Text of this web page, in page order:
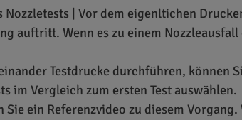
| Vor dem eigenltichen
auftritt. Wenn es zu einem
Testdrucke durchführen,
im Vergleich zum ersten Test auswählen.
ein Referenzvideo zu diesem